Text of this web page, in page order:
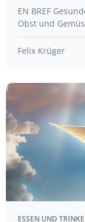
EN BREF
Obst und
Felix Krüger
ESSEN UND